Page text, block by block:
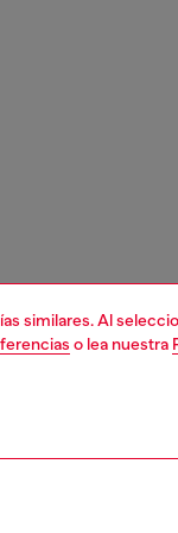
similares. Al
o lea nuestra